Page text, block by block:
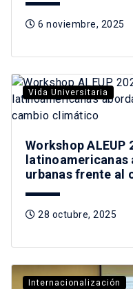
6 noviembre, 2025
Vida Universitaria
Workshop ALEUP
urbanas frente al
28 octubre, 2025
Internacionalización